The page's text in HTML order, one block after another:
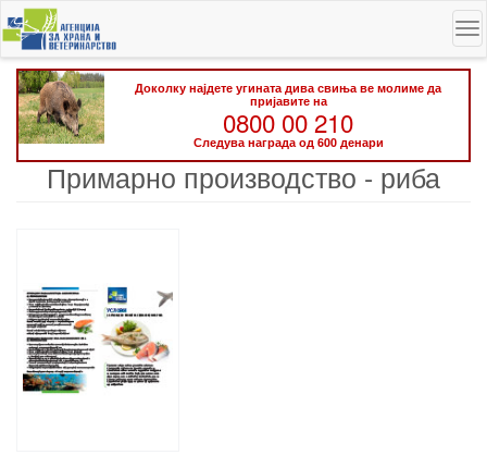
Skip
to
main
content
Доколку најдете угината дива свиња ве молиме да
пријавите на
0800 00 210
Следува награда од 600 денари
Примарно производство - риба